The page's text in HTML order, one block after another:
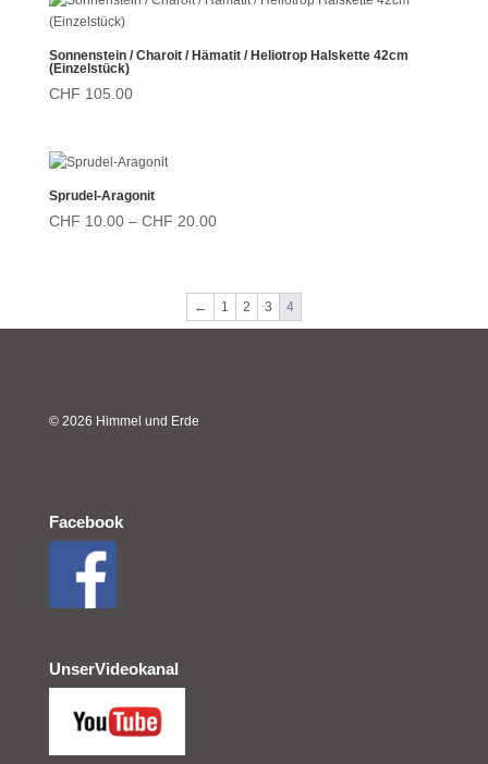
Sonnenstein / Charoit / Hämatit / Heliotrop Halskette 42cm
(Einzelstück)
CHF 105.00
Sprudel-Aragonit
CHF 10.00 – CHF 20.00Preisspanne:
CHF 20.00
← 1 2 3 4
© 2026 Himmel und Erde
Facebook
UnserVideokanal